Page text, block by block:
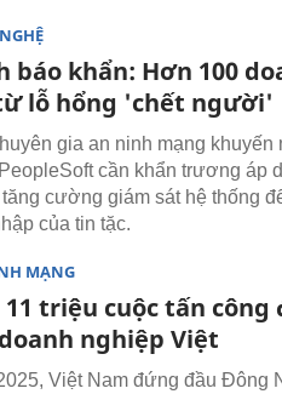
báo khẩn: Hơn 100
lỗ hổng 'chết người'
gia an ninh mạng
cần khẩn trương áp
tăng cường giám sát hệ thống
của tin tặc.
MẠNG
11 triệu cuộc tấn
nghiệp Việt
Việt Nam đứng đầu Đông